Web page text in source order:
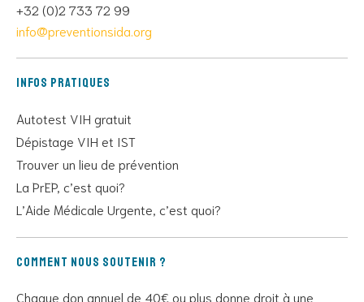
+32 (0)2 733 72 99
info@preventionsida.org
Infos pratiques
Autotest VIH gratuit
Dépistage VIH et IST
Trouver un lieu de prévention
La PrEP, c’est quoi?
L’Aide Médicale Urgente, c’est quoi?
Comment nous soutenir ?
Chaque don annuel de 40€ ou plus donne droit à une